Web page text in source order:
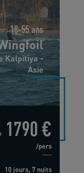
18-55 ans
Kalpitiya -
Asie
1790 €
/pers
10 jours, 7 nuits